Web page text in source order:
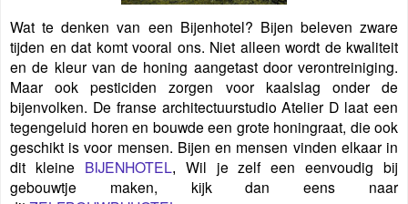
Wat te denken van een Bijenhotel? Bijen beleven zware
tijden en dat komt vooral ons. Niet alleen wordt de kwaliteit
en de kleur van de honing aangetast door verontreiniging.
Maar ook pesticiden zorgen voor kaalslag onder de
bijenvolken. De franse architectuurstudio Atelier D laat een
tegengeluid horen en bouwde een grote honingraat, die ook
geschikt is voor mensen. Bijen en mensen vinden elkaar in
dit kleine BIJENHOTEL, Wil je zelf een eenvoudig bij
gebouwtje maken, kijk dan eens naar